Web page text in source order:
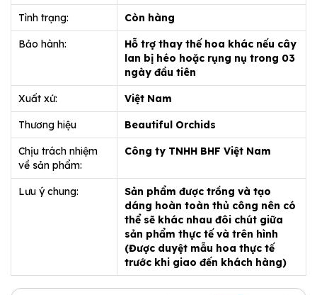
Tình trạng: Còn hàng
Bảo hành:
Hỗ trợ thay thế hoa khác nếu cây
lan bị héo hoặc rụng nụ trong 03
ngày đầu tiên
Xuất xứ: Việt Nam
Thương hiệu Beautiful Orchids
Chịu trách nhiệm
về sản phẩm:
Công ty TNHH BHF Việt Nam
Lưu ý chung:
Sản phẩm được trồng và tạo
dáng hoàn toàn thủ công nên có
thể sẽ khác nhau đôi chút giữa
sản phẩm thực tế và trên hình
(Được duyệt mẫu hoa thực tế
trước khi giao đến khách hàng)